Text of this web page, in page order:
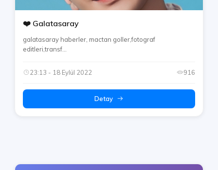
❤️ Galatasaray
galatasaray haberler, mactan goller,fotograf
editleri,transf...
23:13 - 18 Eylül 2022 916
Detay